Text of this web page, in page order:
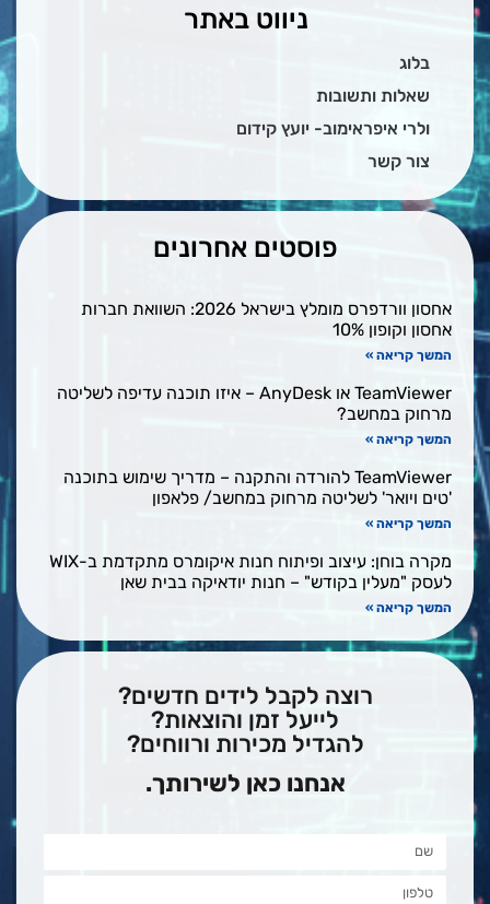
ניווט באתר
בלוג
שאלות ותשובות
ולרי איפראימוב- יועץ קידום
צור קשר
פוסטים אחרונים
אחסון וורדפרס מומלץ בישראל 2026: השוואת חברות
אחסון וקופון 10%
המשך קריאה »
TeamViewer או AnyDesk – איזו תוכנה עדיפה לשליטה
מרחוק במחשב?
המשך קריאה »
TeamViewer להורדה והתקנה – מדריך שימוש בתוכנה
'טים ויואר' לשליטה מרחוק במחשב/ פלאפון
המשך קריאה »
מקרה בוחן: עיצוב ופיתוח חנות איקומרס מתקדמת ב-WIX
לעסק "מעלין בקודש" – חנות יודאיקה בבית שאן
המשך קריאה »
רוצה לקבל לידים חדשים?
לייעל זמן והוצאות?
להגדיל מכירות ורווחים?
אנחנו כאן לשירותך.